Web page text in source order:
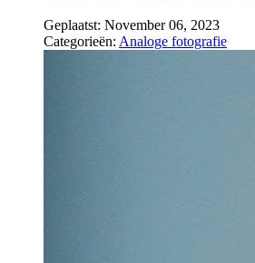
Geplaatst: November 06, 2023
Categorieën: Analoge fotografie